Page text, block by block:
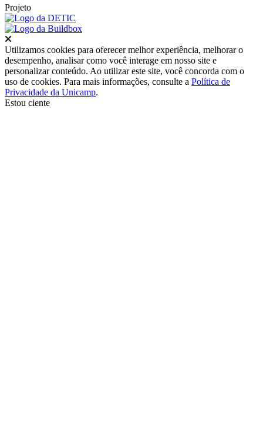
Projeto
Utilizamos cookies para oferecer melhor experiência, melhorar o
desempenho, analisar como você interage em nosso site e
personalizar conteúdo. Ao utilizar este site, você concorda com o
uso de cookies. Para mais informações, consulte a Política de
Privacidade da Unicamp.
Estou ciente